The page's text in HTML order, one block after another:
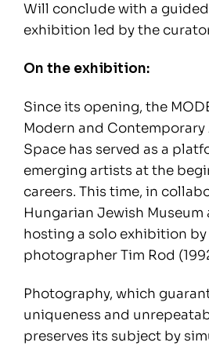
Will conclude with a
exhibition led by the
On the exhibition:
Since its opening, the
Modern and Contemporary
Space has served as a
emerging artists at the
careers. This time, in
Hungarian Jewish Museum
hosting a solo exhibition by
photographer Tim Rod
Photography, which
uniqueness and
preserves its subject by